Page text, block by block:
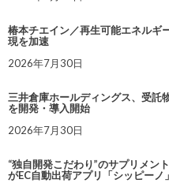
椿本チエイン／再生可能エネルギ
現を加速
2026年7月30日
三井倉庫ホールディングス、受託
を開発・導入開始
2026年7月30日
“独自開発こだわり”のサプリメン
がEC自動出荷アプリ「シッピーノ